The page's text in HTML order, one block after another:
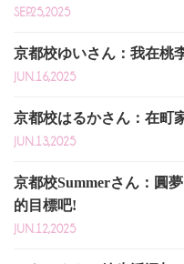
SEP.25,2025
京都校ゆいさん：我在桃
JUN.16,2025
京都校はるかさん：在町
JUN.13,2025
京都校Summerさん：圓
的目標吧!
JUN.12,2025